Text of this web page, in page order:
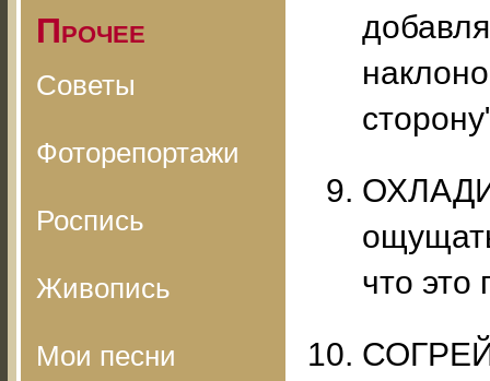
Прочее
Советы
Фоторепортажи
Роспись
Живопись
Мои песни
что это